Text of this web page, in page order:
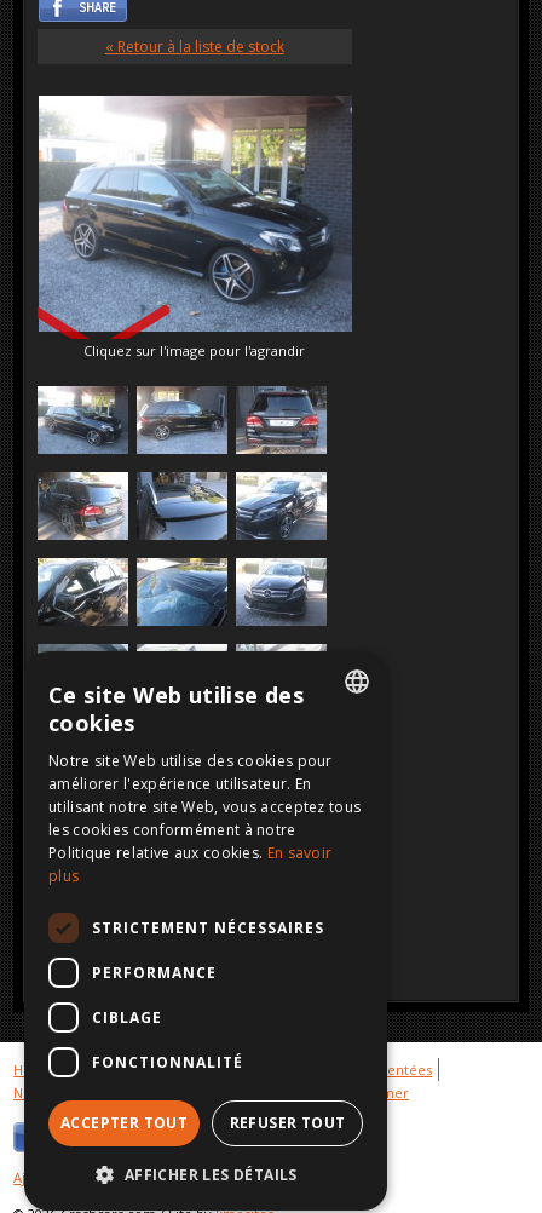
« Retour à la liste de stock
VENDU
Cliquez sur l'image pour l'agrandir
Hot cars Galerie voitures vendues
Stock voitures accidentées
Nous achetons votre voiture accidenté
Disclaimer
Ajouter ce site à tes favoris
FRENCH
Ce site Web utilise des
cookies
Notre site Web utilise des cookies pour
améliorer l'expérience utilisateur. En
utilisant notre site Web, vous acceptez tous
les cookies conformément à notre
Politique relative aux cookies. En savoir
plus
STRICTEMENT NÉCESSAIRES
PERFORMANCE
CIBLAGE
FONCTIONNALITÉ
ACCEPTER TOUT REFUSER TOUT
AFFICHER LES DÉTAILS